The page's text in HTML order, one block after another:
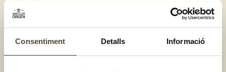
Consentiment Detalls Informació
En lloc de forçar la terra d’un sol lloc perquè produeixi més
latituds. Tenim una xarxa de 12 pagesos experts repartits al
llarg de 250 km de l’eix mediterrani, des de Torreblanca fins